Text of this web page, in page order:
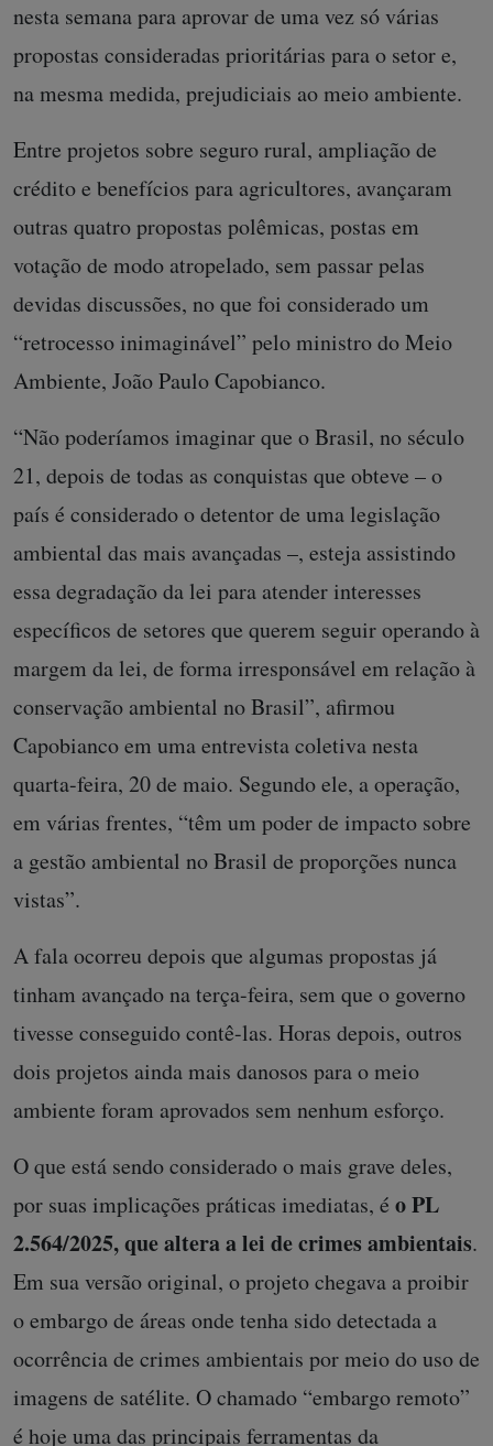
nesta semana para aprovar de uma vez só várias
propostas consideradas prioritárias para o setor e,
na mesma medida, prejudiciais ao meio ambiente.
Entre projetos sobre seguro rural, ampliação de
crédito e benefícios para agricultores, avançaram
outras quatro propostas polêmicas, postas em
votação de modo atropelado, sem passar pelas
devidas discussões, no que foi considerado um
“retrocesso inimaginável” pelo ministro do Meio
Ambiente, João Paulo Capobianco.
“Não poderíamos imaginar que o Brasil, no século
21, depois de todas as conquistas que obteve – o
país é considerado o detentor de uma legislação
ambiental das mais avançadas –, esteja assistindo
essa degradação da lei para atender interesses
específicos de setores que querem seguir operando à
margem da lei, de forma irresponsável em relação à
conservação ambiental no Brasil”, afirmou
Capobianco em uma entrevista coletiva nesta
quarta-feira, 20 de maio. Segundo ele, a operação,
em várias frentes, “têm um poder de impacto sobre
a gestão ambiental no Brasil de proporções nunca
vistas”.
A fala ocorreu depois que algumas propostas já
tinham avançado na terça-feira, sem que o governo
tivesse conseguido contê-las. Horas depois, outros
dois projetos ainda mais danosos para o meio
ambiente foram aprovados sem nenhum esforço.
O que está sendo considerado o mais grave deles,
por suas implicações práticas imediatas, é o PL
2.564/2025, que altera a lei de crimes ambientais.
Em sua versão original, o projeto chegava a proibir
o embargo de áreas onde tenha sido detectada a
ocorrência de crimes ambientais por meio do uso de
imagens de satélite. O chamado “embargo remoto”
é hoje uma das principais ferramentas da